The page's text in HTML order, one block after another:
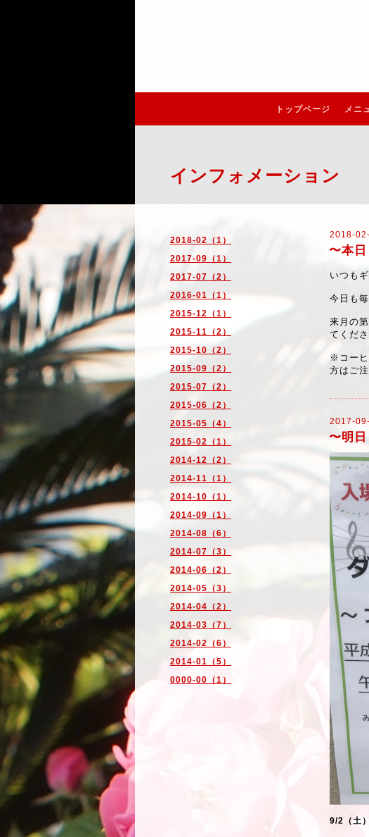
トップページ メニ
2018-02（1）
2017-09（1）
2017-07（2）
2016-01（1）
2015-12（1）
2015-11（2）
2015-10（2）
2015-09（2）
2015-07（2）
2015-06（2）
2015-05（4）
2015-02（1）
2014-12（2）
2014-11（1）
2014-10（1）
2014-09（1）
2014-08（6）
2014-07（3）
2014-06（2）
2014-05（3）
2014-04（2）
2014-03（7）
2014-02（6）
2014-01（5）
0000-00（1）
インフォメーション
2018-
〜本
いつも
今日も
来月の
てくだ
※コーヒ
方はご
2017-
〜明
9/2（土